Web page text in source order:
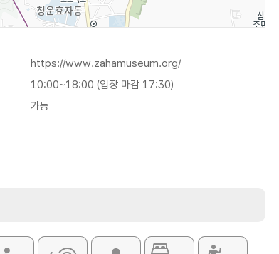
https://www.zahamuseum.org/
10:00~18:00 (입장 마감 17:30)
가능